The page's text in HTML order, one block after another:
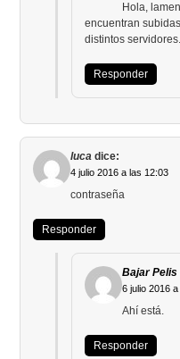
Hola,
encuentran
distintos
Responder
luca dice:
4 julio 2016 a las 12:03
contraseña
Responder
Bajar Pelis
6 julio 2016
Ahí está.
Responder